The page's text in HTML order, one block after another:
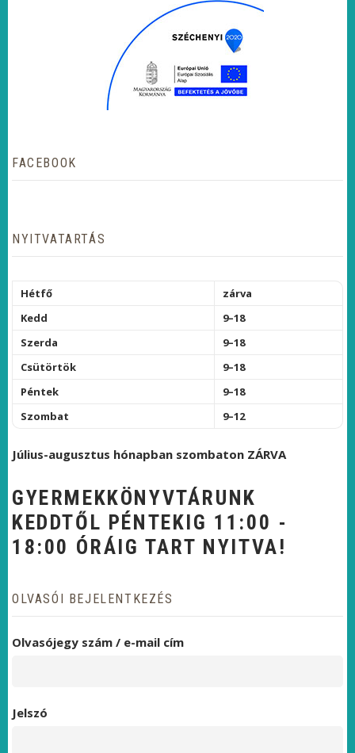
FACEBOOK
NYITVATARTÁS
Hétfő
zárva
Kedd
9–18
Szerda
9–18
Csütörtök
9–18
Péntek
9–18
Szombat
9–12
Július-augusztus hónapban szombaton ZÁRVA
GYERMEKKÖNYVTÁRUNK
KEDDTŐL PÉNTEKIG 11:00 -
18:00 ÓRÁIG TART NYITVA!
OLVASÓI BEJELENTKEZÉS
Olvasójegy szám / e-mail cím
Jelszó